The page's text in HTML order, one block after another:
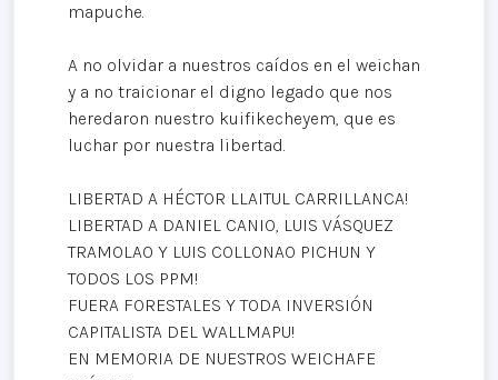
mapuche.
A no olvidar a nuestros caídos en el weichan
y a no traicionar el digno legado que nos
heredaron nuestro kuifikecheyem, que es
luchar por nuestra libertad.
LIBERTAD A HÉCTOR LLAITUL CARRILLANCA!
LIBERTAD A DANIEL CANIO, LUIS VÁSQUEZ
TRAMOLAO Y LUIS COLLONAO PICHUN Y
TODOS LOS PPM!
FUERA FORESTALES Y TODA INVERSIÓN
CAPITALISTA DEL WALLMAPU!
EN MEMORIA DE NUESTROS WEICHAFE